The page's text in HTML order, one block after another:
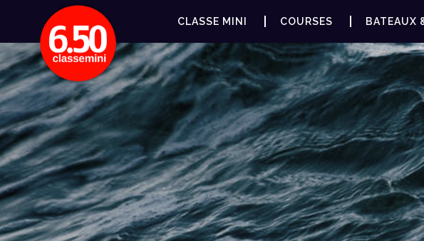
CLASSE MINI COURSES BATEAUX